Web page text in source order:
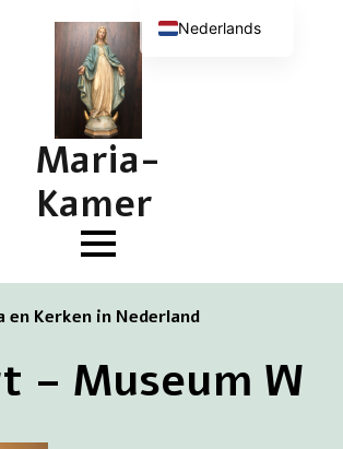
Maria-
Kamer
en Kerken in Nederland
– Museum W
Nederlands